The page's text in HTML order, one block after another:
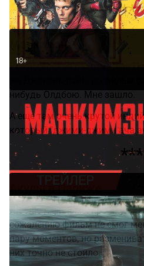
***
Манкимэн
Режиссёрская работа Дева
же Джонуик-лайк, но фильм
нибудь Олдбою. Мне зашло.
А еще там очень крутой
который "джими-джими ача
***
Акулы в Париже
Люблю я фильмы про акул и
сожалению фильм не смог
пару моментов, но
них точно не стоило.